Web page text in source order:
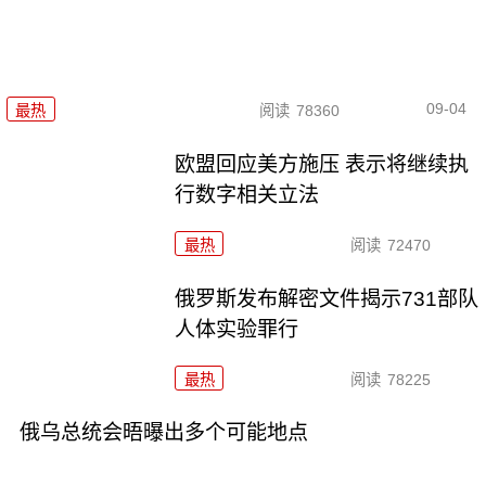
最热 阅读 78360 09-04
欧盟回应美方施压 表示将继续执
行数字相关立法
最热 阅读 72470
俄罗斯发布解密文件揭示731部队
人体实验罪行
最热 阅读 78225
俄乌总统会晤曝出多个可能地点